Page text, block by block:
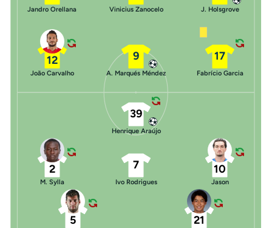
J. Holsgrove
Vinicius Zanocelo
Jandro Orellana
17
Fabrício Garcia
9
A. Marqués Méndez
12
João Carvalho
5 21
2
M. Sylla
7
Ivo Rodrigues
10
Jason
39
Henrique Araújo